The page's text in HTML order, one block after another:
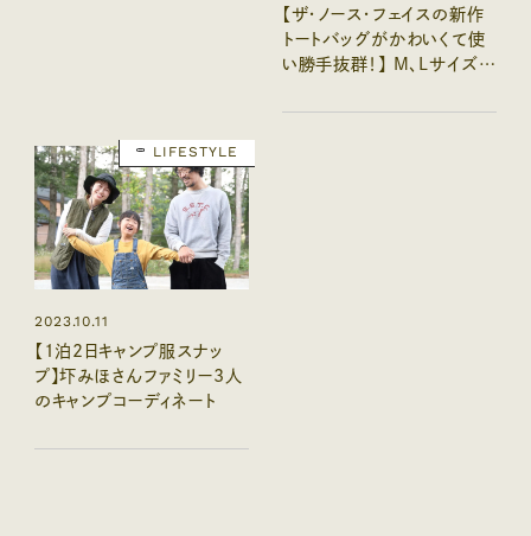
【ザ・ノース・フェイスの新作
トートバッグがかわいくて使
い勝手抜群！】 M、Lサイズど
ぱいで◎
LIFESTYLE
2023.10.11
【1泊2日キャンプ服スナッ
プ】圷みほさんファミリー3人
のキャンプコーディネート